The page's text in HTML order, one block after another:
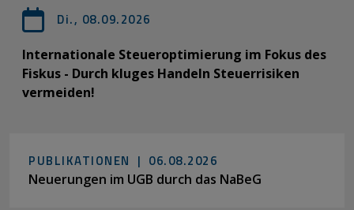
Di., 08.09.2026
Internationale Steueroptimierung im Fokus des
Fiskus - Durch kluges Handeln Steuerrisiken
vermeiden!
PUBLIKATIONEN | 06.08.2026
Neuerungen im UGB durch das NaBeG